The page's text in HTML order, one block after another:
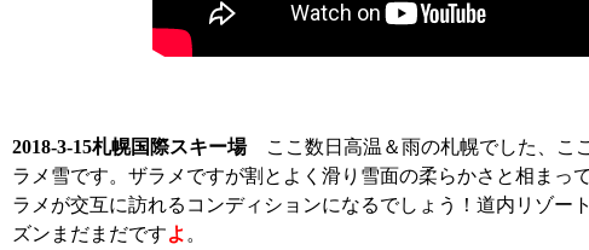
2018-3-15札幌国際スキー場ここ数日高温＆雨の札幌でした、こ
ラメ雪です。ザラメですが割とよく滑り雪面の柔らかさと相まっ
ラメが交互に訪れるコンディションになるでしょう！道内リゾー
ズンまだまだですよ 。